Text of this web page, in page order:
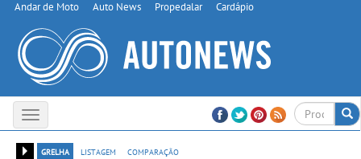
Andar de Moto Auto News Propedalar Cardápio
Toggle
navigation
grelha
listagem
comparação